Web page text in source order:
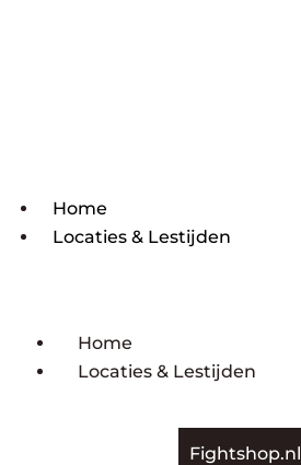
Home
Locaties & Lestijden
Home
Locaties & Lestijden
Fightshop.nl